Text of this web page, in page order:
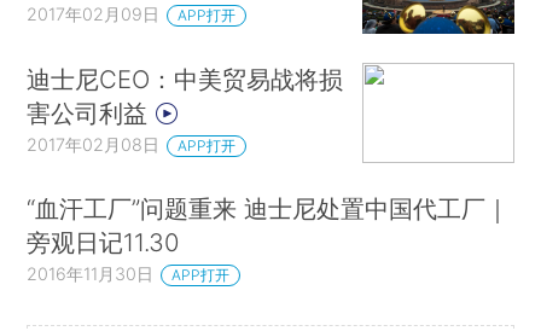
2017年02月09日 APP打开
迪士尼CEO：中美贸易战将损
害公司利益
2017年02月08日 APP打开
“血汗工厂”问题重来 迪士尼处置中国代工厂｜
旁观日记11.30
2016年11月30日 APP打开